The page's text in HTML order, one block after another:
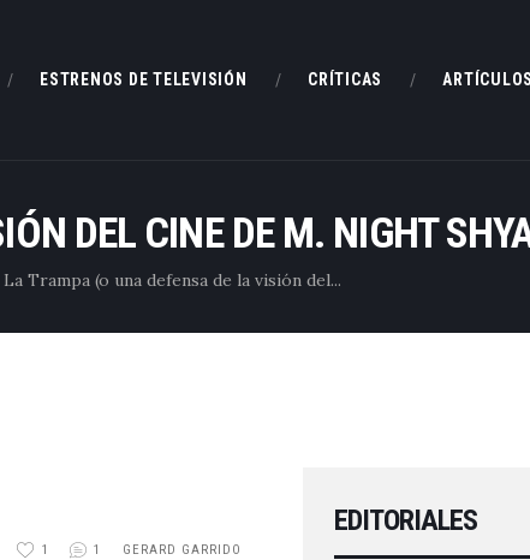
ESTRENOS DE TELEVISIÓN CRÍTICAS ARTÍCULOS
DEL CINE DE M. NIGHT
La Trampa (o una defensa de la visión del...
1 1 GERARD GARRIDO
EDITORIALES